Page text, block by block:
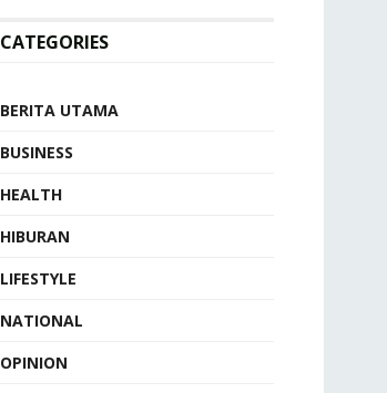
CATEGORIES
BERITA UTAMA
BUSINESS
HEALTH
HIBURAN
LIFESTYLE
NATIONAL
OPINION